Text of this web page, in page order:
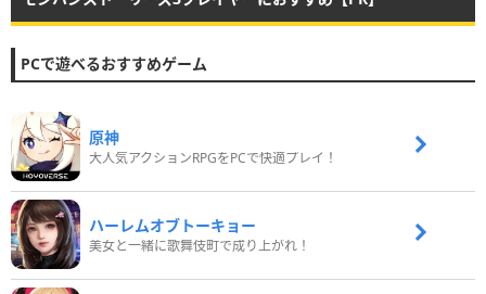
PCで遊べるおすすめゲーム
原神
大人気アクションRPGをPCで快適プレイ！
ハーレムオブトーキョー
美女と一緒に歌舞伎町で成り上がれ！